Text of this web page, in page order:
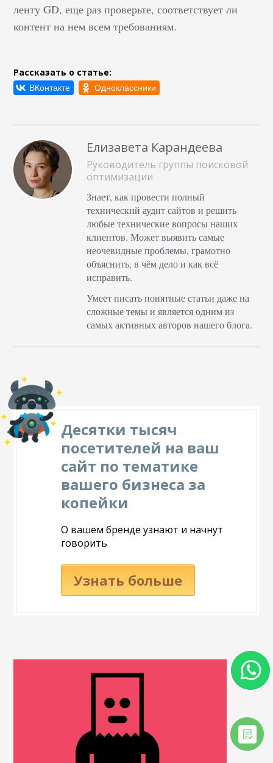
ленту GD, еще раз проверьте, соответствует ли
контент на нем всем требованиям.
Рассказать о статье:
Елизавета Карандеева
Руководитель группы поисковой
оптимизации
Знает, как провести полный
технический аудит сайтов и решить
любые технические вопросы наших
клиентов. Может выявить самые
неочевидные проблемы, грамотно
объяснить, в чём дело и как всё
исправить.
Умеет писать понятные статьи даже на
сложные темы и является одним из
самых активных авторов нашего блога.
Десятки тысяч
посетителей на ваш
сайт по тематике
вашего бизнеса за
копейки
О вашем бренде узнают и начнут
говорить
Узнать больше